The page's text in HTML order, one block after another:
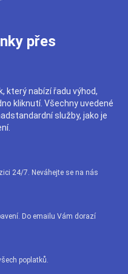
přes
který nabízí řadu výhod,
kliknutí. Všechny uvedené
služby, jako je
24/7. Neváhejte se na nás
Do emailu Vám dorazí
poplatků.